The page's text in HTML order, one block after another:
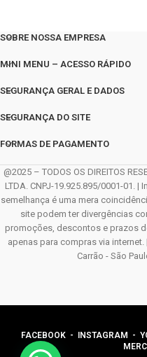
SOBRE NOSSA EMPRESA
MINI MENU – ACESSO RÁPIDO
SEGURANÇA GERAL E DADOS
SEGURANÇA DO SITE
FORMAS DE PAGAMENTO
@2025 – TODOS OS DIREITOS
LTDA. CNPJ-19.925.895/0001-01.
semelhança é uma mera
site podem ter divergências
promoções, descontos e prazos
apenas para compras via internet.
Carrão - São
FACEBOOK - INSTAGRAM -